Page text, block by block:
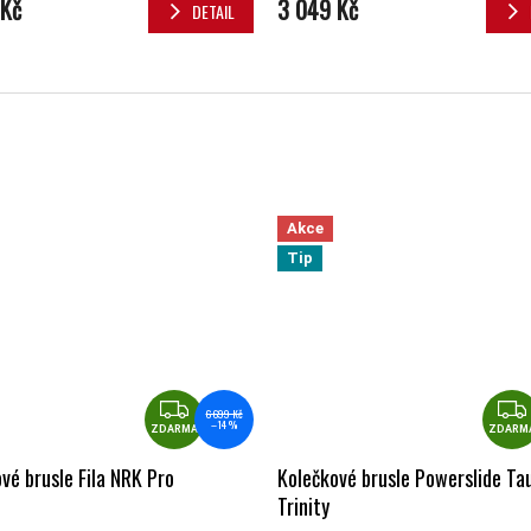
ZDARMA
ZDARMA
6 699 Kč
–14 %
brusle Fila NRK Pro
Akce
Tip
Kolečkové brusle Powerslide
Trinity
DETAIL 3 049 Kč